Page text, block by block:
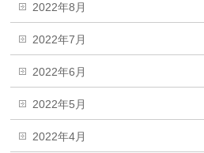
2022年8月
2022年7月
2022年6月
2022年5月
2022年4月